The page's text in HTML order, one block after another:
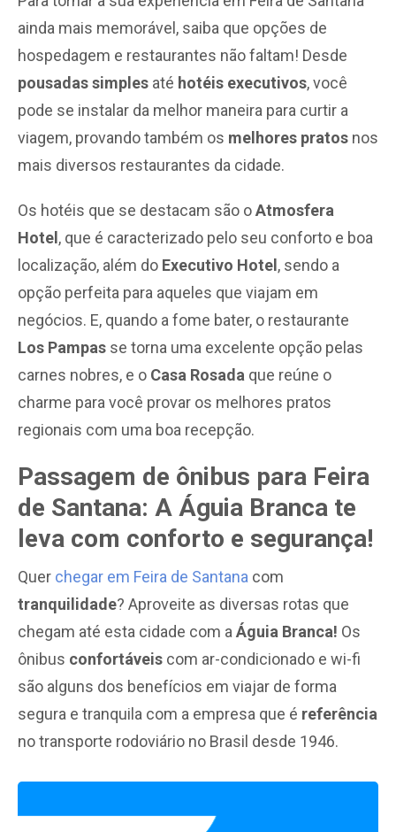
ainda mais memorável, saiba que opções de
hospedagem e restaurantes não faltam! Desde
pousadassimples até hotéis executivos, você
pode se instalar da melhor maneira para curtir a
viagem, provando também os melhores pratos nos
mais diversos restaurantes da cidade.
Os hotéis que se destacam são oAtmosfera
Hotel , que é caracterizado pelo seu conforto e boa
localização, além do Executivo Hotel , sendo a
opção perfeita para aqueles que viajam em
negócios. E, quando a fome bater, o restaurante
Los Pampas se torna uma excelente opção pelas
carnes nobres, e o Casa Rosada que reúne o
charme para você provar os melhores pratos
regionais com uma boa recepção.
Passagem de ônibus para Feira
de Santana: A Águia Branca te
leva com conforto e segurança!
Quer chegar em Feira de Santana com
tranquilidade? Aproveite as diversas rotas que
chegam até esta cidade com a Águia Branca! Os
ônibus confortáveis com ar-condicionado e wi-fi
são alguns dos benefícios em viajar de forma
segura e tranquila com a empresa que é referência
no transporte rodoviário no Brasil desde 1946.